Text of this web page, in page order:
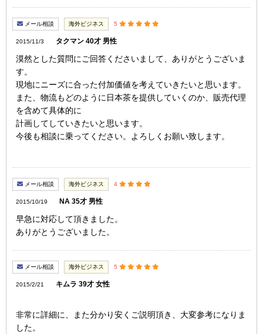
メール相談 海外ビジネス 5
2015/11/3 タクマン 40才 男性
漠然とした質問にご回答くださいまして、ありがとうございま
す。
現地にニーズに合った付加価値を考えていきたいと思います。
また、物流もどのように日本茶を提供していくのか、販売代理
を含めて具体的に
計画してしていきたいと思います。
今後も相談に乗ってください。よろしくお願い致します。
メール相談 海外ビジネス 4
2015/10/19 NA 35才 男性
早急に対応して頂きました。
ありがとうございました。
メール相談 海外ビジネス 5
2015/2/21 キムラ 39才 女性
非常に詳細に、また分かり安くご説明頂き、大変参考になりま
した。